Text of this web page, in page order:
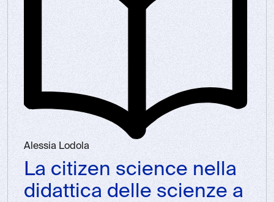
Alessia Lodola
La citizen science nella
didattica delle scienze a